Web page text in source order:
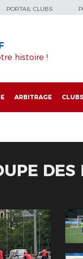
PORTAIL CLUBS
histoire !
ARBITRAGE CLUBS
DES